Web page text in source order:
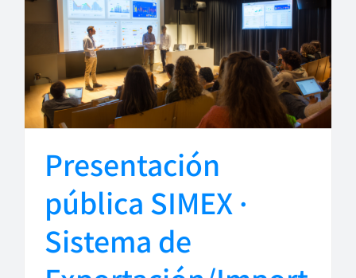
Presentación
pública SIMEX ·
Sistema de